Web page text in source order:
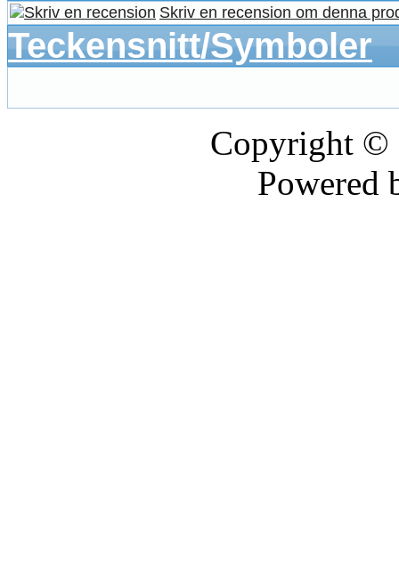
Skriv en recension om denna
Teckensnitt/Symboler
Copyright
Powered